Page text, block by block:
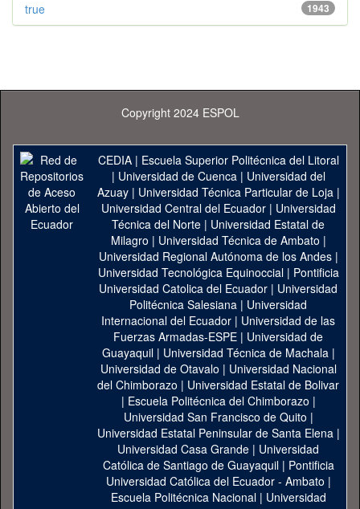
1943
true
Copyright 2024 ESPOL
CEDIA| Escuela Superior Politécnica del Litoral
| Universidad de Cuenca| Universidad del
Azuay| Universidad Técnica Particular de Loja|
Universidad Central del Ecuador| Universidad
Técnica del Norte | Universidad Estatal de
Milagro | Universidad Técnica de Ambato |
Universidad Regional Autónoma de los Andes|
Universidad Tecnológica Equinoccial| Pontificia
Universidad Catolica del Ecuador | Universidad
Politécnica Salesiana | Universidad
Internacional del Ecuador | Universidad de las
Fuerzas Armadas-ESPE | Universidad de
Guayaquil| Universidad Técnica de Machala|
Universidad de Otavalo | Universidad Nacional
del Chimborazo | Universidad Estatal de Bolivar
| Escuela Politécnica del Chimborazo |
Universidad San Francisco de Quito |
Universidad Estatal Peninsular de Santa Elena|
Universidad Casa Grande | Universidad
Católica de Santiago de Guayaquil| Pontificia
Universidad Católica del Ecuador - Ambato |
Escuela Politécnica Nacional| Universidad